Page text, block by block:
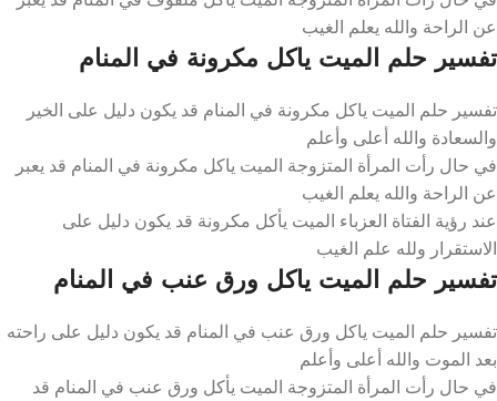
عن الراحة والله يعلم الغيب
تفسير حلم الميت ياكل مكرونة في المنام
تفسير حلم الميت ياكل مكرونة في المنام قد يكون دليل على الخير
والسعادة والله أعلى وأعلم
في حال رأت المرأة المتزوجة الميت ياكل مكرونة في المنام قد يعبر
عن الراحة والله يعلم الغيب
عند رؤية الفتاة العزباء الميت يأكل مكرونة قد يكون دليل على
الاستقرار ولله علم الغيب
تفسير حلم الميت ياكل ورق عنب في المنام
تفسير حلم الميت ياكل ورق عنب في المنام قد يكون دليل على راحته
بعد الموت والله أعلى وأعلم
في حال رأت المرأة المتزوجة الميت يأكل ورق عنب في المنام قد